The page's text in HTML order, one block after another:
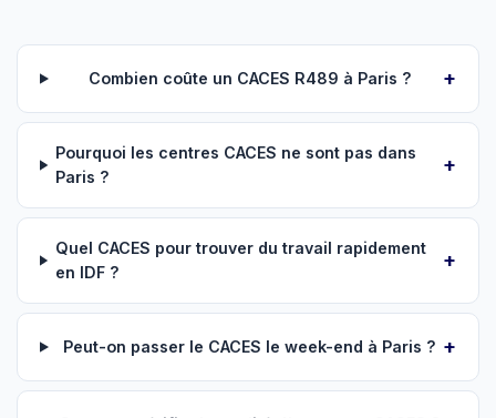
Combien coûte un CACES R489 à Paris ?
Pourquoi les centres CACES ne sont pas dans
Paris ?
Quel CACES pour trouver du travail rapidement
en IDF ?
Peut-on passer le CACES le week-end à Paris ?